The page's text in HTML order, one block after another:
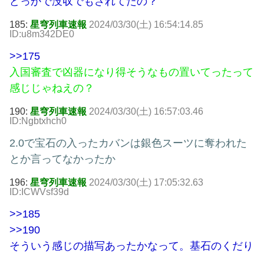
185: 星穹列車速報 2024/03/30(土) 16:54:14.85
ID:u8m342DE0
>>175
入国審査で凶器になり得そうなもの置いてったって
感じじゃねえの？
190: 星穹列車速報 2024/03/30(土) 16:57:03.46
ID:Ngbtxhch0
2.0で宝石の入ったカバンは銀色スーツに奪われた
とか言ってなかったか
196: 星穹列車速報 2024/03/30(土) 17:05:32.63
ID:ICWVsf39d
>>185
>>190
そういう感じの描写あったかなって。基石のくだり